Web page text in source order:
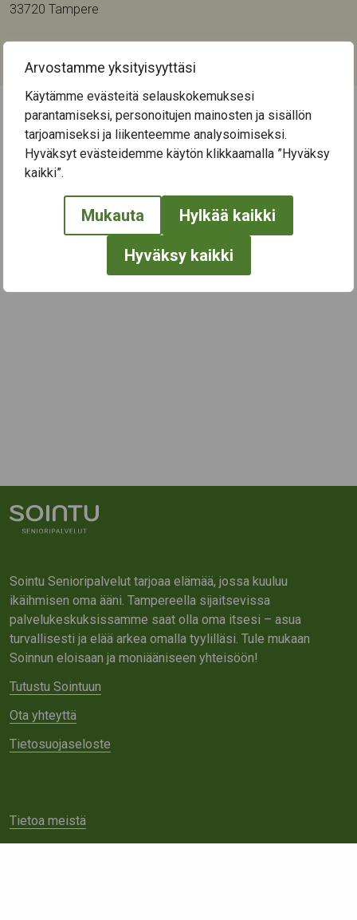
Arvostamme yksityisyyttäsi
Käytämme evästeitä selauskokemuksesi
parantamiseksi, personoitujen mainosten ja sisällön
tarjoamiseksi ja liikenteemme analysoimiseksi.
Hyväksyt evästeidemme käytön klikkaamalla ”Hyväksy
kaikki”.
Mukauta Hylkää kaikki
Hyväksy kaikki
33720 Tampere
Musiikki
← Näytä kaikki tapahtumat
Sointu Senioripalvelut tarjoaa elämää, jossa kuuluu
ikäihmisen oma ääni. Tampereella sijaitsevissa
palvelukeskuksissamme saat olla oma itsesi – asua
turvallisesti ja elää arkea omalla tyylilläsi. Tule mukaan
Soinnun eloisaan ja moniääniseen yhteisöön!
Tutustu Sointuun
Ota yhteyttä
Tietosuojaseloste
Tietoa meistä